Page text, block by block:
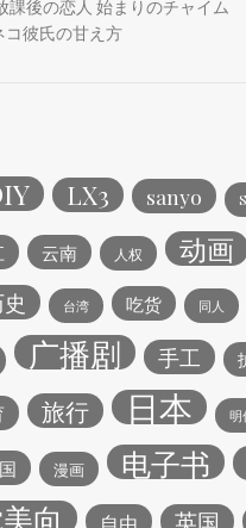
課後の恋人 始まりのチャイム
コ彼氏の甘え方
LX3 sanyo
云南 人权 动画
台湾 吃货 同人
广播剧 手工
旅行 日本 明
漫画 电子书
向 自由 英国